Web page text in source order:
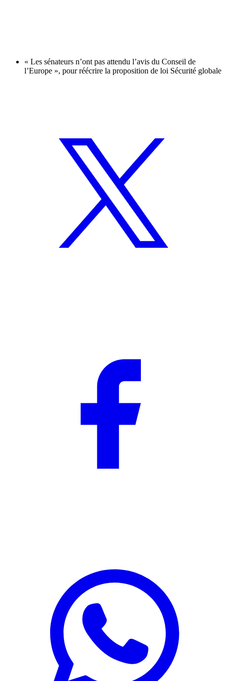
« Les sénateurs n’ont pas attendu l’avis du Conseil de
l’Europe », pour réécrire la proposition de loi Sécurité globale